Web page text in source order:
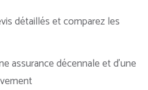
détaillés et comparez les
assurance décennale et d’une